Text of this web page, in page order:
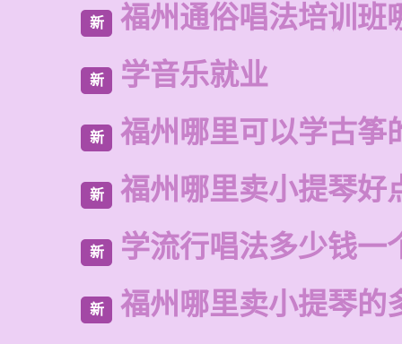
新 福州通俗唱法培训班
新 学音乐就业
新 福州哪里可以学古筝
新 福州哪里卖小提琴好
新 学流行唱法多少钱一
新 福州哪里卖小提琴的